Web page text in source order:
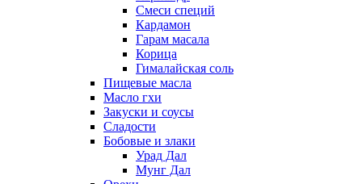
Смеси специй
Кардамон
Гарам масала
Корица
Гималайская соль
Пищевые масла
Масло гхи
Закуски и соусы
Сладости
Бобовые и злаки
Урад Дал
Мунг Дал